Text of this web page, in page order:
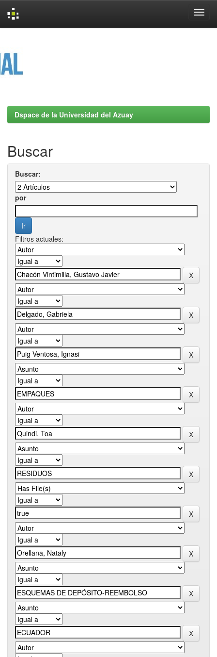
Dspace de la Universidad del Azuay
Buscar
Buscar:
por
Filtros actuales: